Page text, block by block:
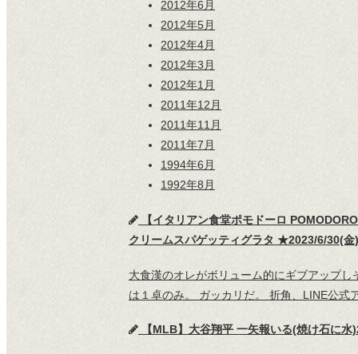
2012年6月
2012年5月
2012年4月
2012年3月
2012年1月
2011年12月
2011年11月
2011年7月
1994年6月
1992年8月
【イタリアン食堂ポモドーロ
クリームスパゲッティグラタ ★2023/6/30(
大食漢のオレがボリューム的にギブアップ
は１卓のみ。 ガッカリだ。 折角、LINE公
【MLB】大谷翔平 一矢報いる(焼け石に